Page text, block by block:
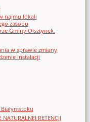
najmu lokali
zasobu
Gminy Olsztynek.
w sprawie zmiany
instalacji
RETENCJI